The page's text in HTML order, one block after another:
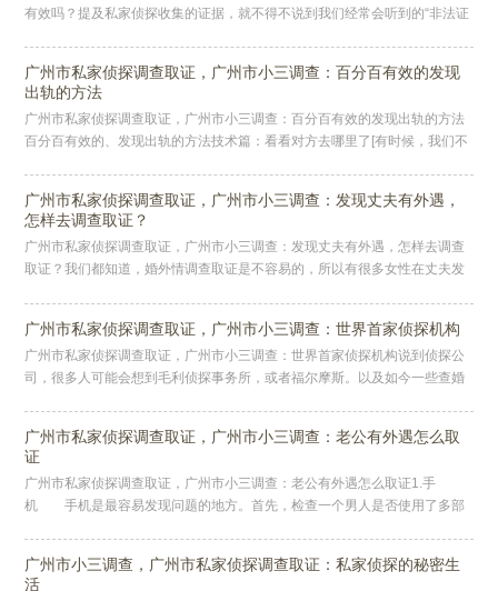
有效吗？提及私家侦探收集的证据，就不得不说到我们经常会听到的“非法证
广州市私家侦探调查取证，广州市小三调查：百分百有效的发现
出轨的方法
广州市私家侦探调查取证，广州市小三调查：百分百有效的发现出轨的方法
百分百有效的、发现出轨的方法技术篇：看看对方去哪里了[有时候，我们不
广州市私家侦探调查取证，广州市小三调查：发现丈夫有外遇，
怎样去调查取证？
广州市私家侦探调查取证，广州市小三调查：发现丈夫有外遇，怎样去调查
取证？我们都知道，婚外情调查取证是不容易的，所以有很多女性在丈夫发
广州市私家侦探调查取证，广州市小三调查：世界首家侦探机构
广州市私家侦探调查取证，广州市小三调查：世界首家侦探机构说到侦探公
司，很多人可能会想到毛利侦探事务所，或者福尔摩斯。以及如今一些查婚
广州市私家侦探调查取证，广州市小三调查：老公有外遇怎么取
证
广州市私家侦探调查取证，广州市小三调查：老公有外遇怎么取证1.手
机 手机是最容易发现问题的地方。首先，检查一个男人是否使用了多部
广州市小三调查，广州市私家侦探调查取证：私家侦探的秘密生
活